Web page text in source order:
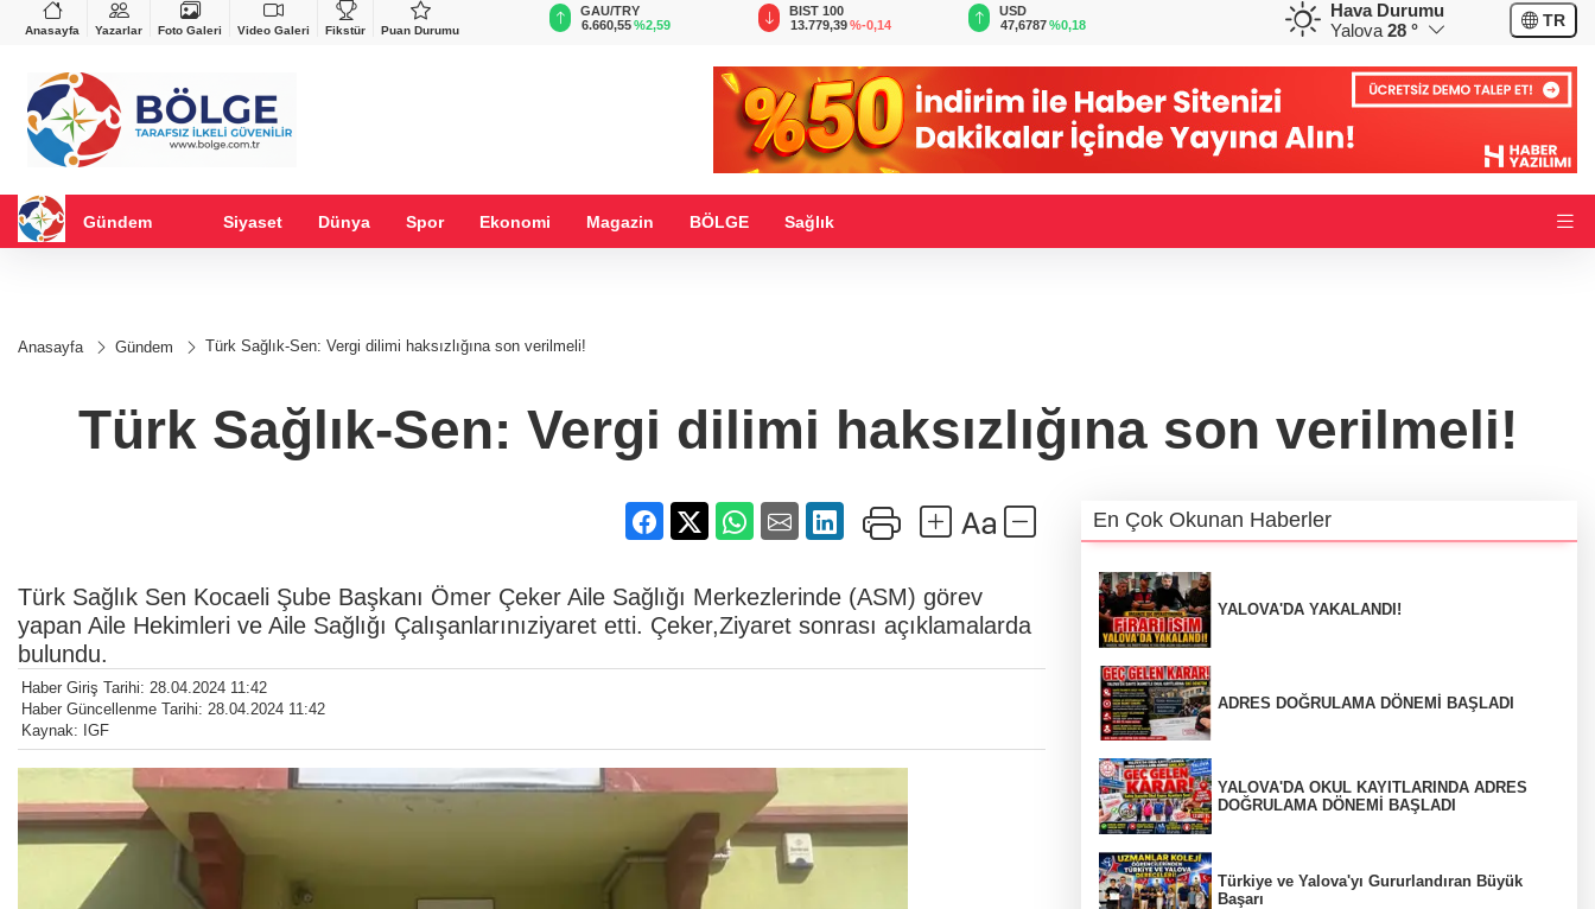
Anasayfa Yazarlar Foto Galeri Video Galeri Fikstür Puan Durumu
%-0,22
VND
0,0018
%0,32
GAU/TRY
6.660,55%2,59
BIST 100
13.779,39%-0,14
USD
47,6787%0,18
EUR
55,1254 %0,32 %0,38
CHF
59,0083
Hava Durumu
Yalova 28 ° TR
Gündem Siyaset Dünya Spor Ekonomi Magazin BÖLGE Sağlık
Anasayfa Gündem Türk Sağlık-Sen: Vergi dilimi haksızlığına son verilmeli!
Türk Sağlık-Sen: Vergi dilimi haksızlığına son verilmeli!
Türk Sağlık Sen Kocaeli Şube Başkanı Ömer Çeker Aile Sağlığı Merkezlerinde (ASM) görev
yapan Aile Hekimleri ve Aile Sağlığı Çalışanlarınıziyaret etti. Çeker,Ziyaret sonrası açıklamalarda
bulundu.
Haber Giriş Tarihi: 28.04.2024 11:42
Haber Güncellenme Tarihi: 28.04.2024 11:42
Kaynak: IGF
En Çok Okunan Haberler
YALOVA'DA YAKALANDI!
ADRES DOĞRULAMA DÖNEMİ BAŞLADI
YALOVA'DA OKUL KAYITLARINDA ADRES
DOĞRULAMA DÖNEMİ BAŞLADI
Türkiye ve Yalova'yı Gururlandıran Büyük
Başarı